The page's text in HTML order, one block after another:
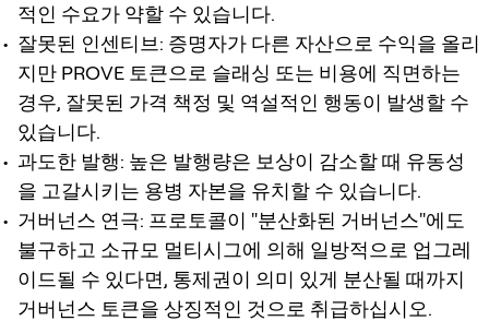
적인 수요가 약할 수 있습니다.
잘못된 인센티브: 증명자가 다른 자산으로 수익을 올리
지만 PROVE 토큰으로 슬래싱 또는 비용에 직면하는
경우, 잘못된 가격 책정 및 역설적인 행동이 발생할 수
있습니다.
과도한 발행: 높은 발행량은 보상이 감소할 때 유동성
을 고갈시키는 용병 자본을 유치할 수 있습니다.
거버넌스 연극: 프로토콜이 "분산화된 거버넌스"에도
불구하고 소규모 멀티시그에 의해 일방적으로 업그레
이드될 수 있다면, 통제권이 의미 있게 분산될 때까지
거버넌스 토큰을 상징적인 것으로 취급하십시오.